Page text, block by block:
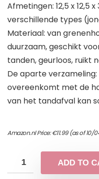
Afmetingen: 12,5 x 12,5
verschillende types
Materiaal: van
duurzaam, geschikt
tanden, geurloos, ruikt
De aparte
overeenkomt met de
van het tandafval kan
Amazon.nl Price:€11.99(as of 10/
ADD TO